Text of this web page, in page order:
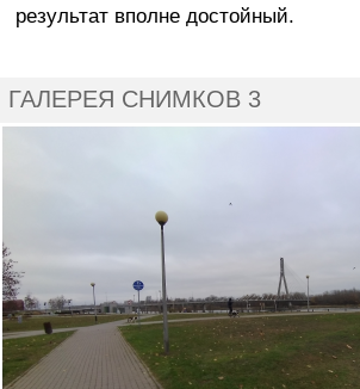
результат вполне достойный.
ГАЛЕРЕЯ СНИМКОВ 3